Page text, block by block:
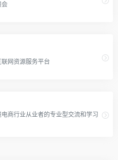
会
网资源服务平台
商行业从业者的专业型交流和学习